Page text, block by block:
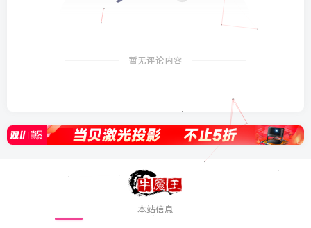
暂无评论内容
本站信息